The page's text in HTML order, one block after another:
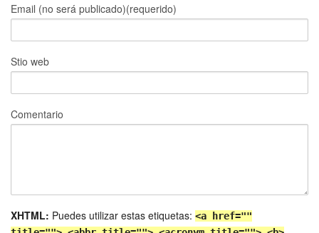
Email (no será publicado)(requerido)
Stio web
Comentario
XHTML: Puedes utilizar estas etiquetas: <a href=""